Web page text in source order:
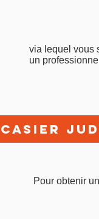
via lequel vous
un
casier
Pour obtenir